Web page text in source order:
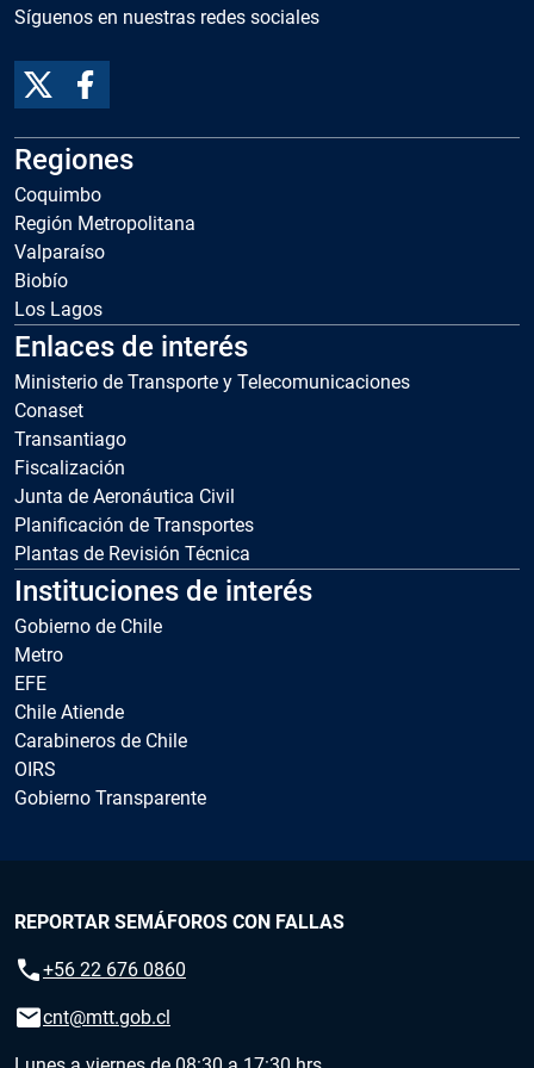
Síguenos en nuestras redes sociales
Regiones
Coquimbo
Región Metropolitana
Valparaíso
Biobío
Los Lagos
Enlaces de interés
Ministerio de Transporte y Telecomunicaciones
Conaset
Transantiago
Fiscalización
Junta de Aeronáutica Civil
Planificación de Transportes
Plantas de Revisión Técnica
Instituciones de interés
Gobierno de Chile
Metro
EFE
Chile Atiende
Carabineros de Chile
OIRS
Gobierno Transparente
REPORTAR SEMÁFOROS CON FALLAS
call+56 22 676 0860
emailcnt@mtt.gob.cl